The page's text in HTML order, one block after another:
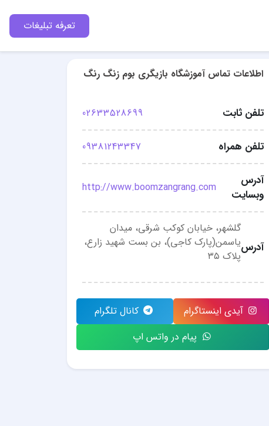
تعرفه تبلیغات
اطلاعات تماس آموزشگاه بازیگری بوم زنگ رنگ
تلفن ثابت 02633528699
تلفن همراه 09381243347
آدرس
وبسایت
http://www.boomzangrang.com
آدرس
گلشهر، خیابان کوکب شرقی، میدان
یاسمن(پارک کاجی)، بن بست شهید زارع،
پلاک ۳۵
آیدی اینستاگرام
کانال تلگرام
پیام در واتس اپ